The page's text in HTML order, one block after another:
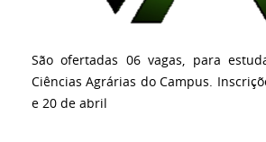
São ofertadas 06 vagas, para
Ciências Agrárias do Campus.
e 20 de abril